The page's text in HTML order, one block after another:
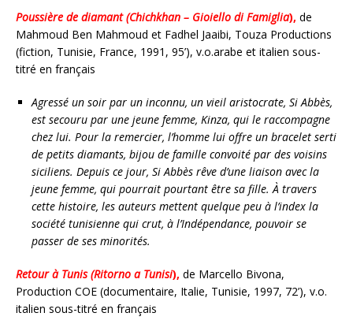
Poussière de diamant (Chichkhan – Gioiello di Famiglia), de
Mahmoud Ben Mahmoud et Fadhel Jaaibi, Touza Productions
(fiction, Tunisie, France, 1991, 95’), v.o.arabe et italien sous-
titré en français
Agressé un soir par un inconnu, un vieil aristocrate, Si Abbès,
est secouru par une jeune femme, Kinza, qui le raccompagne
chez lui. Pour la remercier, l’homme lui offre un bracelet serti
de petits diamants, bijou de famille convoité par des voisins
siciliens. Depuis ce jour, Si Abbès rêve d’une liaison avec la
jeune femme, qui pourrait pourtant être sa fille. À travers
cette histoire, les auteurs mettent quelque peu à l’index la
société tunisienne qui crut, à l’Indépendance, pouvoir se
passer de ses minorités.
Retour à Tunis (Ritorno a Tunisi), de Marcello Bivona,
Production COE (documentaire, Italie, Tunisie, 1997, 72’), v.o.
italien sous-titré en français